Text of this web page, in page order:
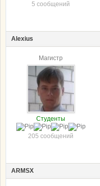
5 сообщений
Alexius
Магистр
Студенты
205 сообщений
ARMSX